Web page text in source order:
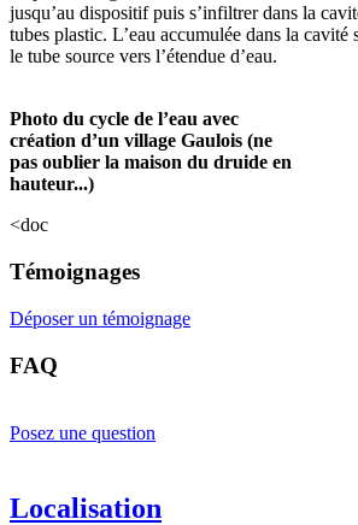
jusqu’au dispositif puis s’infiltrer dans la
tubes plastic. L’eau accumulée dans la cavité
le tube source vers l’étendue d’eau.
Photo du cycle de l’eau avec
création d’un village Gaulois (ne
pas oublier la maison du druide en
hauteur...)
<doc
Témoignages
Déposer un témoignage
FAQ
Posez une question
Localisation